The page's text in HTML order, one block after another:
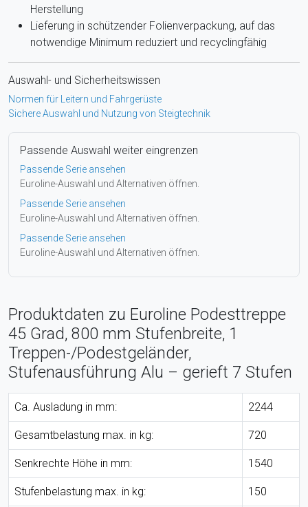
Herstellung
Lieferung in schützender Folienverpackung, auf das
notwendige Minimum reduziert und recyclingfähig
Auswahl- und Sicherheitswissen
Normen für Leitern und Fahrgerüste
Sichere Auswahl und Nutzung von Steigtechnik
Passende Auswahl weiter eingrenzen
Passende Serie ansehen
Euroline-Auswahl und Alternativen öffnen.
Passende Serie ansehen
Euroline-Auswahl und Alternativen öffnen.
Passende Serie ansehen
Euroline-Auswahl und Alternativen öffnen.
Produktdaten zu Euroline Podesttreppe
45 Grad, 800 mm Stufenbreite, 1
Treppen-/Podestgeländer,
Stufenausführung Alu – gerieft 7 Stufen
Ca. Ausladung in mm: 2244
Gesamtbelastung max. in kg: 720
Senkrechte Höhe in mm: 1540
Stufenbelastung max. in kg: 150